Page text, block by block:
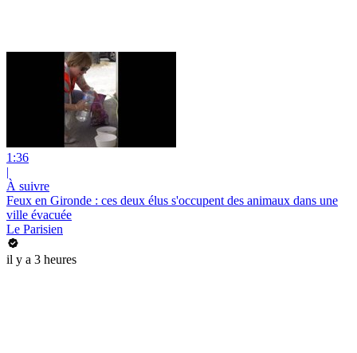
1:36
|
À suivre
Feux en Gironde : ces deux élus s'occupent des animaux dans une
ville évacuée
Le Parisien
il y a 3 heures